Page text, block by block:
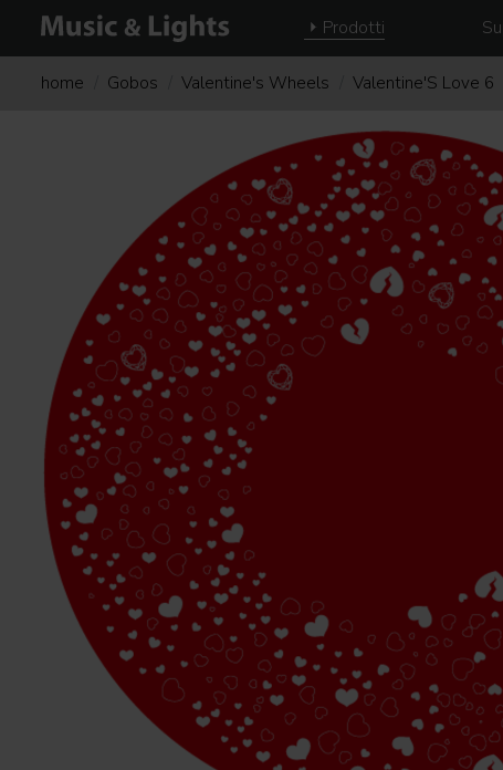
Prodotti
home Gobos Valentine's Wheels Valentine'S Love 6